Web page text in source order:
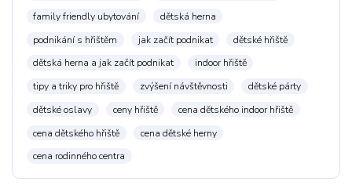
family friendly ubytování
dětská herna
podnikání s hřištěm
jak začít podnikat
dětské hřiště
dětská herna a jak začít podnikat
indoor hřiště
tipy a triky pro hřiště
zvýšení návštěvnosti
dětské párty
dětské oslavy
ceny hřiště
cena dětského indoor hřiště
cena dětského hřiště
cena dětské herny
cena rodinného centra